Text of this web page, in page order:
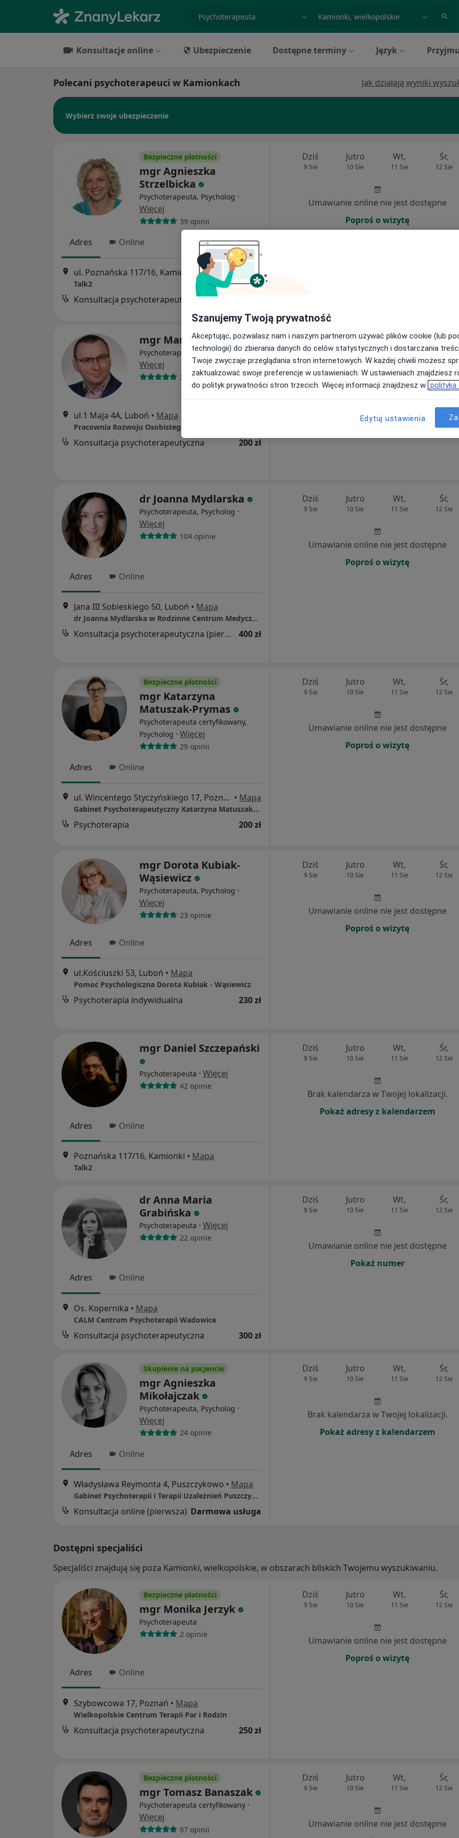
Konsultacje online Ubezpieczenie Dostępne terminy Język
Polecani psychoterapeuci w Kamionkach Jak działają wyniki
Wybierz swoje ubezpieczenie
Bezpieczne płatności
mgr Agnieszka
Strzelbicka
Psychoterapeuta, Psycholog ·
Więcej
39 opinii
Adres Online
ul. Poznańska 117/16, Kamionki •Mapa
Talk2
Konsultacja psychoterapeutyczna
Dziś
9 Sie
Jutro
10 Sie
Wt,
11 Sie
Śr,
12 Sie
Umawianie online nie jest dostępne
Poproś o wizytę
mgr Marcin Nowak
Psychoterapeuta, Psycholog·
Więcej
208 opinii
ul.1 Maja 4A, Luboń • Mapa
Pracownia Rozwoju Osobistego "CHIARA"
Konsultacja psychoterapeutyczna 200 zł
Dziś
9 Sie
Jutro
10 Sie
Wt,
11 Sie
Śr,
12 Sie
Umawianie online nie jest dostępne
dr Joanna Mydlarska
Psychoterapeuta, Psycholog ·
Więcej
104 opinie
Adres Online
Jana III Sobieskiego 50, Luboń • Mapa
dr Joanna Mydlarska w Rodzinne Centrum Medyczne "Lubmed" w Luboniu
Konsultacja psychoterapeutyczna (pierwsza wizyta) 400 zł
Dziś
9 Sie
Jutro
10 Sie
Wt,
11 Sie
Śr,
12 Sie
Umawianie online nie jest dostępne
Poproś o wizytę
Bezpieczne płatności
mgr Katarzyna
Matuszak-Prymas
Psychoterapeuta certyfikowany,
Psycholog · Więcej
29 opinii
Adres Online
ul. Wincentego Styczyńskiego 17, Poznań • Mapa
Gabinet Psychoterapeutyczny Katarzyna Matuszak-Prymas
Psychoterapia 200 zł
Dziś
9 Sie
Jutro
10 Sie
Wt,
11 Sie
Śr,
12 Sie
Umawianie online nie jest dostępne
Poproś o wizytę
mgr Dorota Kubiak-
Wąsiewicz
Psychoterapeuta, Psycholog ·
Więcej
23 opinie
Adres Online
ul.Kościuszki 53, Luboń • Mapa
Pomoc Psychologiczna Dorota Kubiak - Wąsiewicz
Psychoterapia indywidualna 230 zł
Dziś
9 Sie
Jutro
10 Sie
Wt,
11 Sie
Śr,
12 Sie
Umawianie online nie jest dostępne
Poproś o wizytę
mgr Daniel Szczepański
Psychoterapeuta · Więcej
42 opinie
Adres Online
Poznańska 117/16, Kamionki • Mapa
Talk2
Dziś
9 Sie
Jutro
10 Sie
Wt,
11 Sie
Śr,
12 Sie
Brak kalendarza w Twojej lokalizacji.
Pokaż adresy z kalendarzem
dr Anna Maria
Grabińska
Psychoterapeuta · Więcej
22 opinie
Adres Online
Os. Kopernika • Mapa
CALM Centrum Psychoterapii Wadowice
Konsultacja psychoterapeutyczna 300 zł
Dziś
9 Sie
Jutro
10 Sie
Wt,
11 Sie
Śr,
12 Sie
Umawianie online nie jest dostępne
Pokaż numer
Skupienie na pacjencie
mgr Agnieszka
Mikołajczak
Psychoterapeuta, Psycholog ·
Więcej
24 opinie
Adres Online
Władysława Reymonta 4, Puszczykowo • Mapa
Gabinet Psychoterapii i Terapii Uzależnień Puszczykowo Agnieszka Mikołajczak
Konsultacja online (pierwsza) Darmowa usługa
Dziś
9 Sie
Jutro
10 Sie
Wt,
11 Sie
Śr,
12 Sie
Brak kalendarza w Twojej lokalizacji.
Pokaż adresy z kalendarzem
Dostępni specjaliści
Specjaliści znajdują się poza Kamionki, wielkopolskie, w obszarach bliskich Twojemu wyszukiwaniu.
Bezpieczne płatności
mgr Monika Jerzyk
Psychoterapeuta
2 opinie
Adres Online
Szybowcowa 17, Poznań • Mapa
Wielkopolskie Centrum Terapii Par i Rodzin
Konsultacja psychoterapeutyczna 250 zł
Dziś
9 Sie
Jutro
10 Sie
Wt,
11 Sie
Śr,
12 Sie
Umawianie online nie jest dostępne
Poproś o wizytę
Bezpieczne płatności
mgr Tomasz Banaszak
Psychoterapeuta certyfikowany ·
Więcej
67 opinii
Dziś
9 Sie
Jutro
10 Sie
Wt,
11 Sie
Śr,
12 Sie
Umawianie online nie jest dostępne
Szanujemy Twoją prywatność
Akceptując, pozwalasz nam i naszym partnerom używać plików cookie (lub
technologii) do zbierania danych do celów statystycznych i dostarczania
Twoje zwyczaje przeglądania stron internetowych. W każdej chwili możesz
zaktualizować swoje preferencje w ustawieniach. W ustawieniach znajdziesz
do polityk prywatności stron trzecich. Więcej informacji znajdziesz w polityka
Edytuj ustawienia